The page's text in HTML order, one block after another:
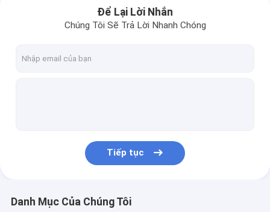
Để Lại Lời Nhắn
Chúng Tôi Sẽ Trả Lời Nhanh Chóng
Tiếp tục
Danh Mục Của Chúng Tôi